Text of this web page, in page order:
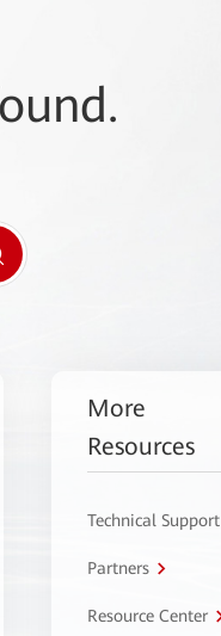
More
Resources
Technical Support
Partners
Resource Center